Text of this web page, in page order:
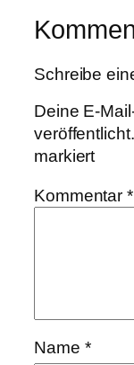
Schreibe
Deine E-
veröffentlicht.
markiert
Kommentar*
Name *